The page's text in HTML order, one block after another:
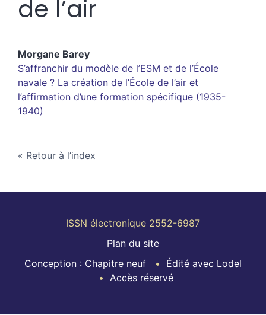
de l’air
Morgane Barey
S’affranchir du modèle de l’ESM et de l’École
navale ? La création de l’École de l’air et
l’affirmation d’une formation spécifique (1935-
1940)
Retour à l’index
ISSN électronique 2552-6987
Plan du site
Conception : Chapitre neuf
Édité avec Lodel
Accès réservé